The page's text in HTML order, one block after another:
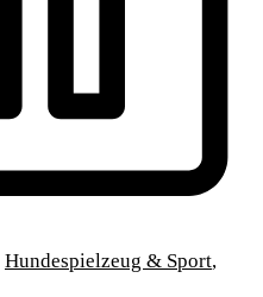
Hundespielzeug & Sport,